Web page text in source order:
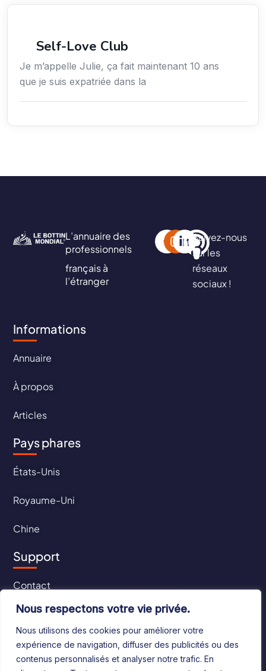
Nous respectons votre vie privée.
Nous utilisons des cookies pour améliorer votre
expérience de navigation, diffuser des publicités ou des
contenus personnalisés et analyser notre trafic. En
Self-Love Club
Je m’appelle Julie, ça fait maintenant 10 ans
que je suis expatriée dans la
L’annuaire des
professionnels
français à
l’étranger
Suivez-nous
sur les
réseaux
sociaux !
Informations
Annuaire
À propos
Articles
Pays phares
États-Unis
Royaume-Uni
Chine
Support
Contact
CGU
CGV